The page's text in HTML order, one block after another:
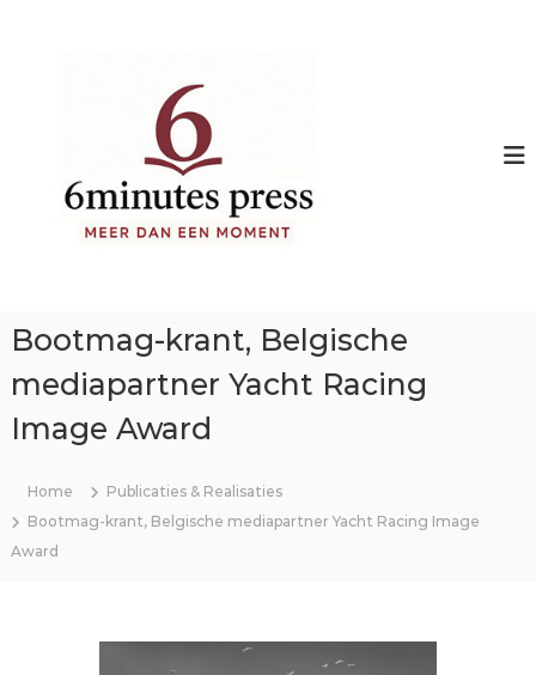
Bootmag-krant, Belgische
mediapartner Yacht Racing
Image Award
Home
Publicaties & Realisaties
Bootmag-krant, Belgische mediapartner Yacht Racing Image
Award